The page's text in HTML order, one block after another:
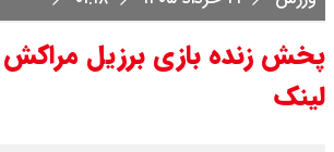
پخش زنده بازی برزیل مراکش
لینک